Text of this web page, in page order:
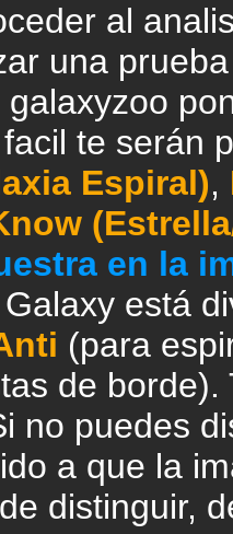
al
una
te serán
Espiral),
en la
está
(para
de
no puedes
a que la
distinguir,